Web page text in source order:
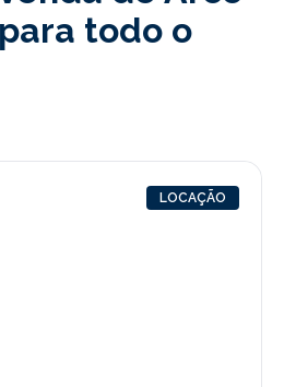
todo o
LOCAÇÃO